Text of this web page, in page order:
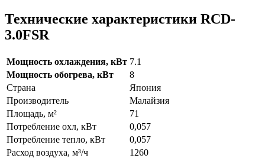
Технические характеристики RCD-
3.0FSR
Мощность охлаждения, кВт 7.1
Мощность обогрева, кВт
8
Страна
Япония
Производитель
Малайзия
Площадь, м²
71
Потребление охл, кВт
0,057
Потребление тепло, кВт
0,057
Расход воздуха, м³/ч
1260